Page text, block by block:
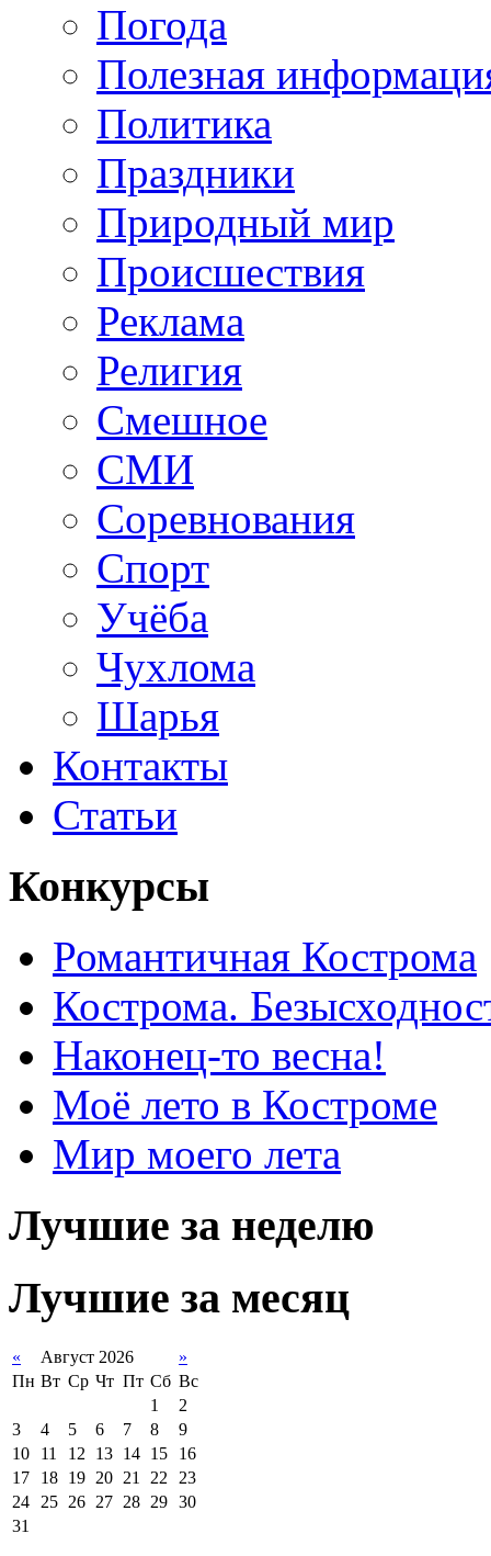
Погода
Полезная
Политика
Праздники
Природный мир
Происшествия
Реклама
Религия
Смешное
СМИ
Соревнования
Спорт
Учёба
Чухлома
Шарья
Контакты
Статьи
Конкурсы
Романтичная Кострома
Кострома.
Наконец-то весна!
Моё лето в Костроме
Мир моего лета
Лучшие за неделю
Лучшие за месяц
« Август 2026
»
Пн Вт Ср Чт Пт Сб Вс
1
2
3
4 5 6 7 8
9
10
11 12 13 14 15
16
17
18 19 20 21 22
23
24
25 26 27 28 29 30
31